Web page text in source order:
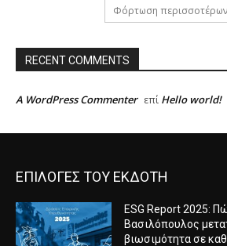
Φόρτωση περισσοτέρων
RECENT COMMENTS
A WordPress Commenter επί Hello world!
ΕΠΙΛΟΓΕΣ ΤΟΥ ΕΚΔΟΤΗ
ESG Report 2025:
Βασιλόπουλος
βιωσιμότητα σε